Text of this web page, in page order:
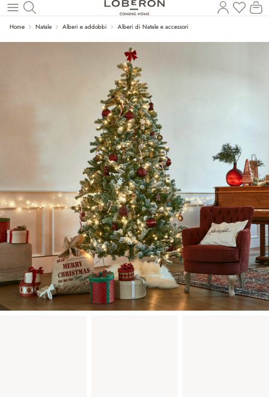
Torna al contenuto principale
Il
Home Natale Alberi e addobbi Alberi di Natale e accessori